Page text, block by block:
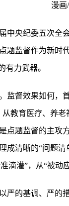
漫画
中央纪委五次全
监督作为新时
有力武器。
监督效果如何
教育医疗、养
点题监督的主
成清晰的“问题
滴灌”，从“被动
严的基调、严